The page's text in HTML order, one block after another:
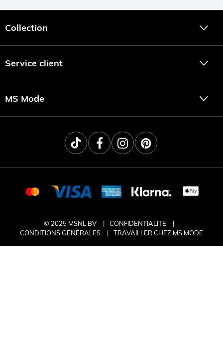
Collection
Service client
MS Mode
© 2025 MSNL BV
CONFIDENTIALITÉ
CONDITIONS GÉNÉRALES
TRAVAILLER CHEZ MS MODE